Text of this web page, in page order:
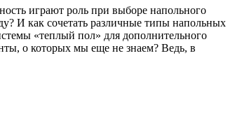
играют роль при выборе напольного
И как сочетать различные типы напольных
«теплый пол» для дополнительного
о которых мы еще не знаем? Ведь, в